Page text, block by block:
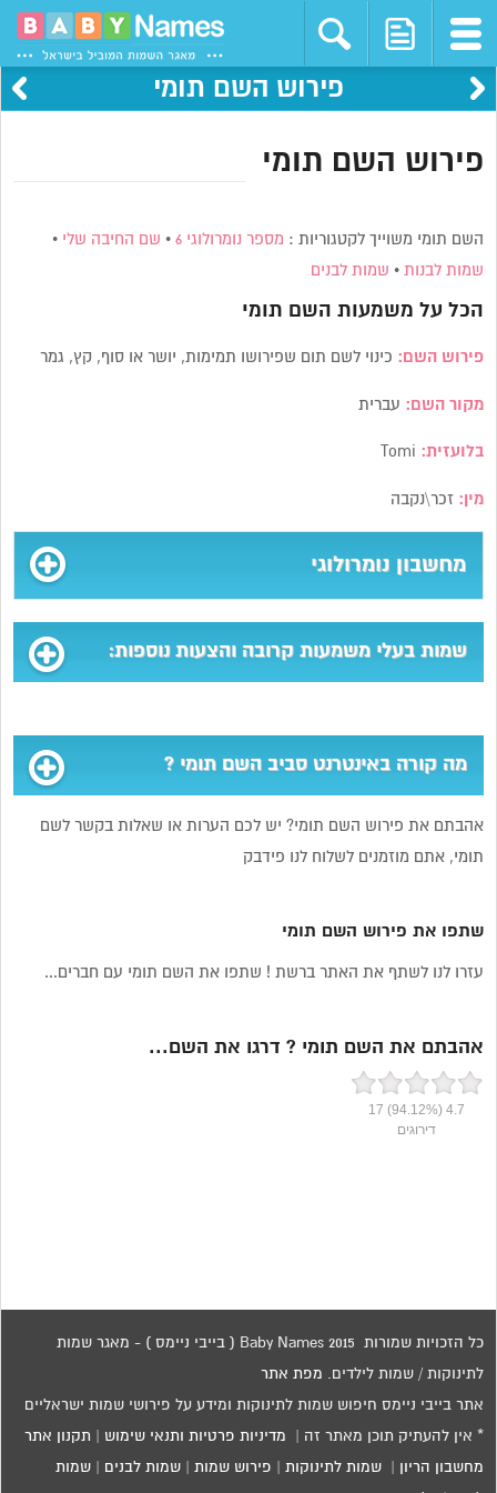
פירוש השם תומי
פירוש השם תומי
השם תומי משוייך לקטגוריות : מספר נומרולוגי 6 • שם החיבה שלי •
שמות לבנות • שמות לבנים
הכל על משמעות השם תומי
פירוש השם: כינוי לשם תום שפירושו תמימות, יושר או סוף, קץ, גמר
מקור השם: עברית
בלועזית:
מין: זכר\נקבה
מחשבון נומרולוגי
שמות בעלי משמעות קרובה והצעות נוספות:
מה קורה באינטרנט סביב השם תומי ?
אהבתם את פירוש השם תומי? יש לכם הערות או שאלות בקשר לשם
תומי, אתם מוזמנים לשלוח לנו פידבק
שתפו את פירוש השם תומי
עזרו לנו לשתף את האתר ברשת ! שתפו את השם תומי עם חברים...
אהבתם את השם תומי ? דרגו את השם...
4.7
(94.12%)
17
דירוגים
כל הזכויות שמורות 2015 Baby Names ( בייבי ניימס ) - מאגר שמות
לתינוקות / שמות לילדים. מפת אתר
אתר בייבי ניימס חיפוש שמות לתינוקות ומידע על פירושי שמות ישראליים
* אין להעתיק תוכן מאתר זה | מדיניות פרטיות ותנאי שימוש תקנון אתר
מחשבון הריון |שמות לתינוקות פירוש שמות |שמות לבנים |שמות